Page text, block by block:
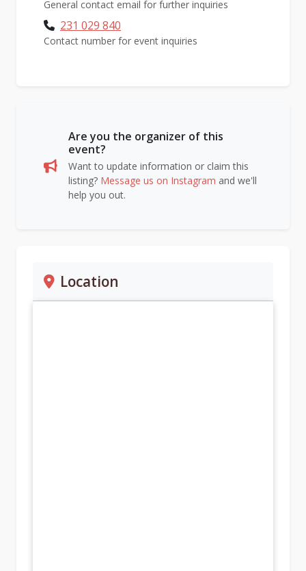
General contact email for further inquiries
231 029 840
Contact number for event inquiries
Are you the organizer of this
event?
Want to update information or claim this
listing? Message us on Instagram and we'll
help you out.
Location